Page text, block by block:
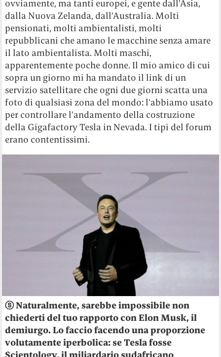
ovviamente, ma tanti europei, e gente dall’Asia,
dalla Nuova Zelanda, dall’Australia. Molti
pensionati, molti ambientalisti, molti
repubblicani che amano le macchine senza amare
il lato ambientalista. Molti maschi,
apparentemente poche donne. Il mio amico di cui
sopra un giorno mi ha mandato il link di un
servizio satellitare che ogni due giorni scatta una
foto di qualsiasi zona del mondo: l’abbiamo usato
per controllare l’andamento della costruzione
della Gigafactory Tesla in Nevada. I tipi del forum
erano contentissimi.
ⓢ Naturalmente, sarebbe impossibile non
chiederti del tuo rapporto con Elon Musk, il
demiurgo. Lo faccio facendo una proporzione
volutamente iperbolica: se Tesla fosse
Scientology, il miliardario sudafricano